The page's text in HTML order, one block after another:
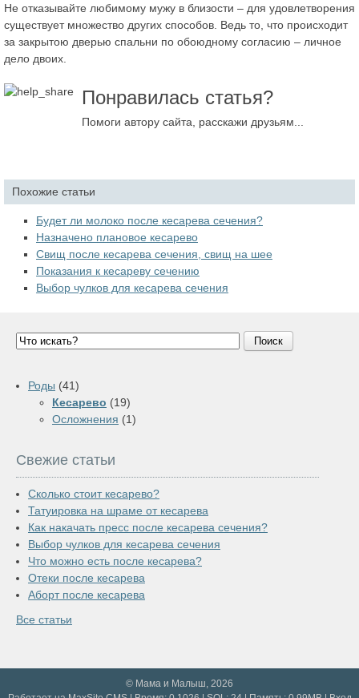
Не отказывайте любимому мужу в близости – для удовлетворения
существует множество других способов. Ведь то, что происходит
за закрытою дверью спальни по обоюдному согласию – личное
дело двоих.
Понравилась статья?
Помоги автору сайта, расскажи друзьям...
Похожие статьи
Будет ли молоко после кесарева сечения?
Назначено плановое кесарево
Свищ после кесарева сечения, свищ на шее
Показания к кесареву сечению
Выбор чулков для кесарева сечения
Поиск
Роды (41)
Кесарево (19)
Осложнения (1)
Свежие статьи
Сколько стоит кесарево?
Татуировка на шраме от кесарева
Как накачать пресс после кесарева сечения?
Выбор чулков для кесарева сечения
Что можно есть после кесарева?
Отеки после кесарева
Аборт после кесарева
Все статьи
© Мама и Малыш, 2026